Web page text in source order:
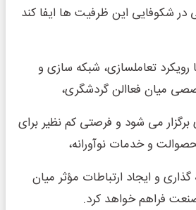
شکوفایی این ظرفیت ها ایفا کند
رویکرد تعاملسازی، شبکه سازی و
میان فعاالن گردشگری،
می شود و فرصتی کم نظیر برای
و خدمات نوآورانه،
و ایجاد ارتباطات مؤثر میان
فراهم خواهد کرد.